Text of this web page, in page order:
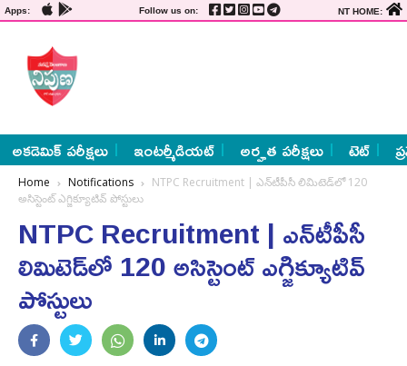
Apps: Follow us on: NT HOME:
అకడెమిక్ పరీక్షలు ఇంటర్మీడియట్ అర్హత పరీక్షలు టెట్
Home Notifications
NTPC Recruitment | ఎన్‌టీపీసీ లిమిటెడ్‌లో 120
అసిస్టెంట్ ఎగ్జిక్యూటివ్ పోస్టులు
NTPC Recruitment | ఎన్‌టీపీసీ
లిమిటెడ్‌లో 120 అసిస్టెంట్ ఎగ్జిక్యూటివ్
పోస్టులు